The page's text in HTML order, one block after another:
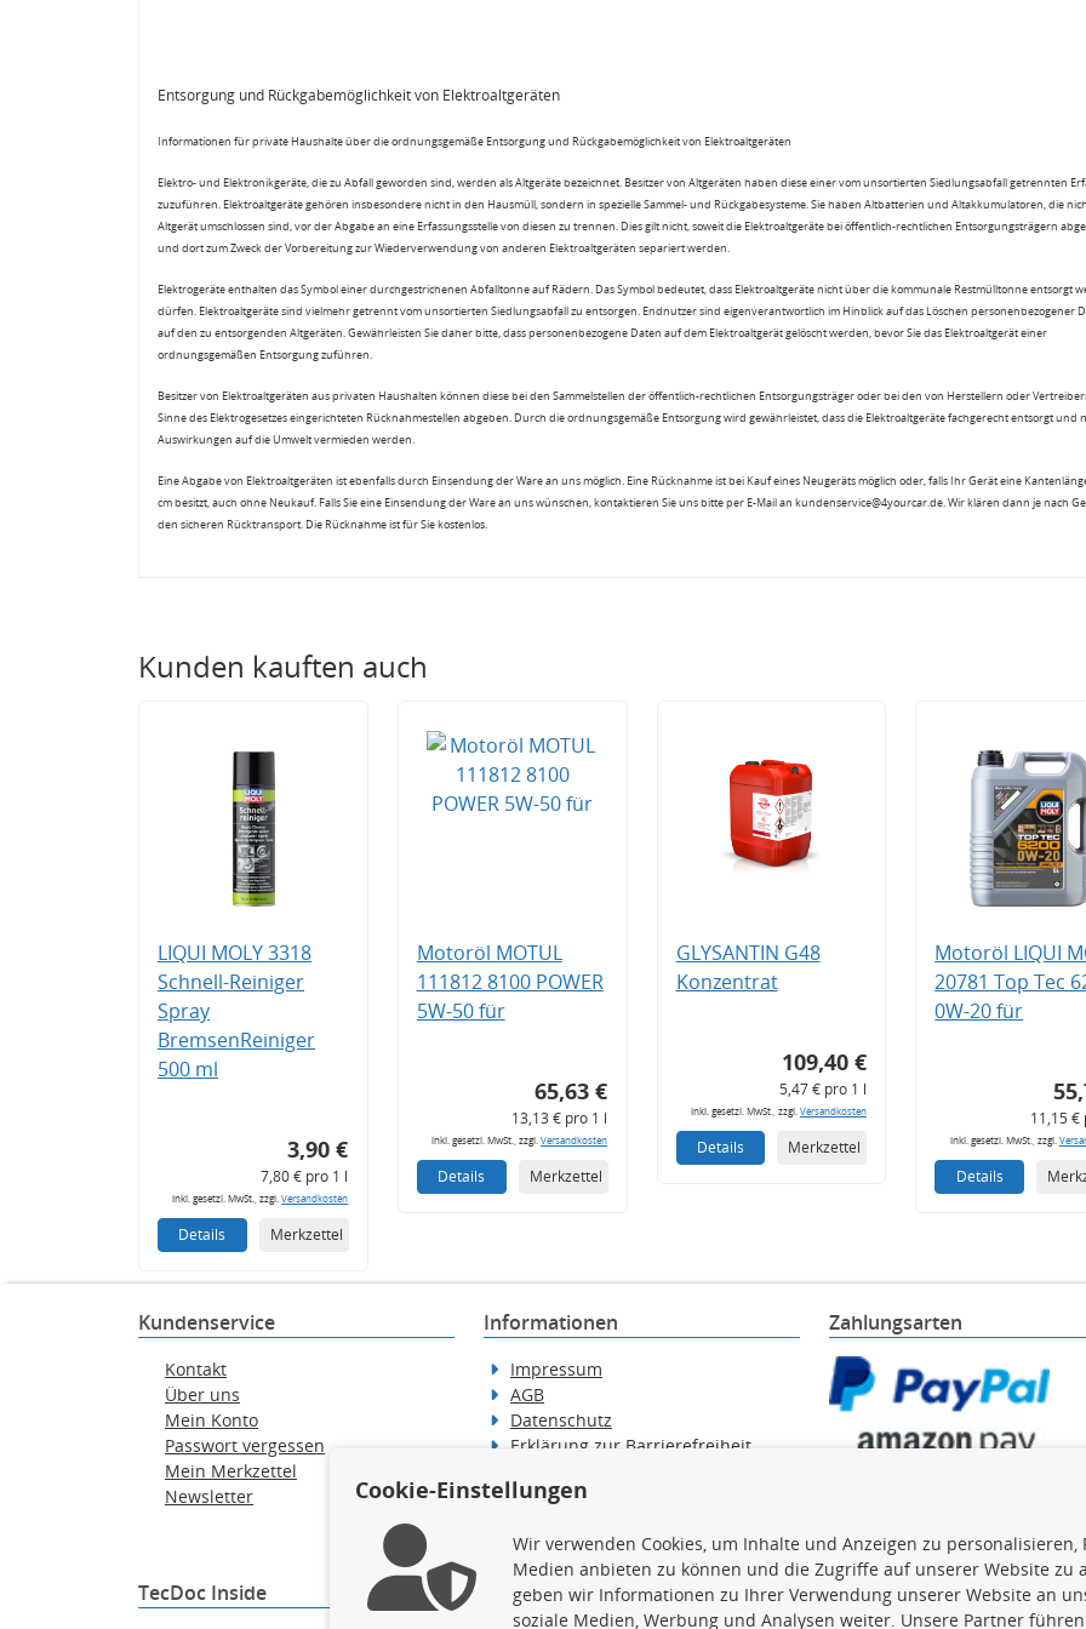
Entsorgung und Rückgabemöglichkeit von Elektroaltgeräten
Informationen für private Haushalte über die ordnungsgemäße Entsorgung und Rückgabemöglichkeit von Elektroaltgeräten
Elektro- und Elektronikgeräte, die zu Abfall geworden sind, werden als Altgeräte bezeichnet. Besitzer von Altgeräten haben diese einer vom unsortierten Siedlungsabfall getrennten
zuzuführen. Elektroaltgeräte gehören insbesondere nicht in den Hausmüll, sondern in spezielle Sammel- und Rückgabesysteme. Sie haben Altbatterien und Altakkumulatoren, die
Altgerät umschlossen sind, vor der Abgabe an eine Erfassungsstelle von diesen zu trennen. Dies gilt nicht, soweit die Elektroaltgeräte bei öffentlich-rechtlichen Entsorgungsträgern
und dort zum Zweck der Vorbereitung zur Wiederverwendung von anderen Elektroaltgeräten separiert werden.
Elektrogeräte enthalten das Symbol einer durchgestrichenen Abfalltonne auf Rädern. Das Symbol bedeutet, dass Elektroaltgeräte nicht über die kommunale Restmülltonne entsorgt
dürfen. Elektroaltgeräte sind vielmehr getrennt vom unsortierten Siedlungsabfall zu entsorgen. Endnutzer sind eigenverantwortlich im Hinblick auf das Löschen personenbezogener
auf den zu entsorgenden Altgeräten. Gewährleisten Sie daher bitte, dass personenbezogene Daten auf dem Elektroaltgerät gelöscht werden, bevor Sie das Elektroaltgerät einer
ordnungsgemäßen Entsorgung zuführen.
Besitzer von Elektroaltgeräten aus privaten Haushalten können diese bei den Sammelstellen der öffentlich-rechtlichen Entsorgungsträger oder bei den von Herstellern oder
Sinne des Elektrogesetzes eingerichteten Rücknahmestellen abgeben. Durch die ordnungsgemäße Entsorgung wird gewährleistet, dass die Elektroaltgeräte fachgerecht entsorgt und
Auswirkungen auf die Umwelt vermieden werden.
Eine Abgabe von Elektroaltgeräten ist ebenfalls durch Einsendung der Ware an uns möglich. Eine Rücknahme ist bei Kauf eines Neugeräts möglich oder, falls Ihr Gerät eine
cm besitzt, auch ohne Neukauf. Falls Sie eine Einsendung der Ware an uns wünschen, kontaktieren Sie uns bitte per E-Mail an kundenservice@4yourcar.de. Wir klären dann je nach
den sicheren Rücktransport. Die Rücknahme ist für Sie kostenlos.
Kunden kauften auch
LIQUI MOLY 3318
Schnell-Reiniger
Spray
BremsenReiniger
500 ml
3,90 €
7,80 € pro 1 l
inkl. gesetzl. MwSt., zzgl.Versandkosten
Details Merkzettel
Motoröl MOTUL
111812 8100 POWER
5W-50 für
65,63 €
13,13 € pro 1 l
inkl. gesetzl. MwSt., zzgl.Versandkosten
Details Merkzettel
GLYSANTIN G48
Konzentrat
109,40 €
5,47 € pro 1 l
inkl. gesetzl. MwSt., zzgl. Versandkosten
Details Merkzettel
Motoröl LIQUI
20781 Top Tec
0W-20 für
11,15 €
inkl. gesetzl. MwSt., zzgl.
Details
Kundenservice
Kontakt
Über uns
Mein Konto
Passwort vergessen
Mein Merkzettel
Newsletter
Informationen
Impressum
AGB
Datenschutz
Erklärung zur Barrierefreiheit
Widerrufsbelehrung
Zahlungsarten
TecDoc Inside
Cookie-Einstellungen
Wir verwenden Cookies, um Inhalte und Anzeigen zu
Medien anbieten zu können und die Zugriffe auf unserer Website zu
geben wir Informationen zu Ihrer Verwendung unserer Website an
soziale Medien, Werbung und Analysen weiter. Unsere Partner